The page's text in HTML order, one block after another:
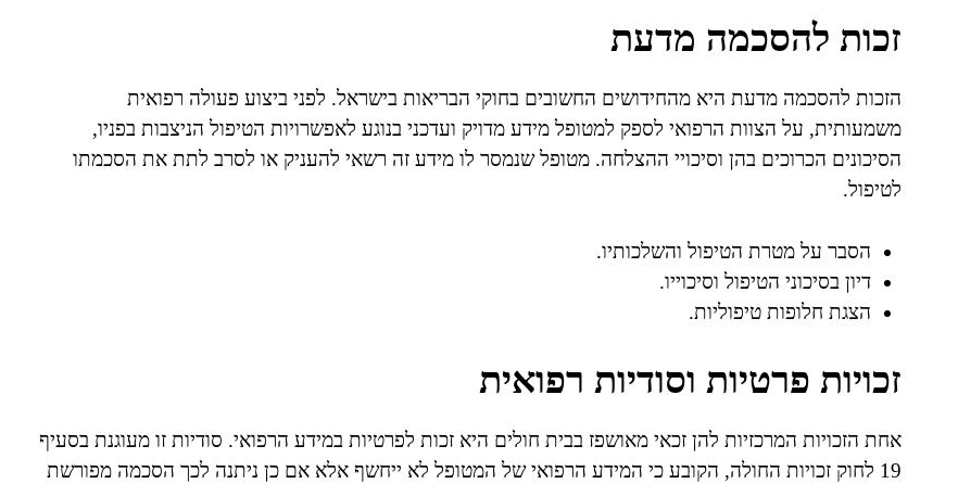
זכות להסכמה מדעת
הזכות להסכמה מדעת היא מהחידושים החשובים בחוקי הבריאות בישראל. לפני ביצוע פעולה רפואית
משמעותית, על הצוות הרפואי לספק למטופל מידע מדויק ועדכני בנוגע לאפשרויות הטיפול הניצבות בפניו,
הסיכונים הכרוכים בהן וסיכויי ההצלחה. מטופל שנמסר לו מידע זה רשאי להעניק או לסרב לתת את הסכמתו
לטיפול.
הסבר על מטרת הטיפול והשלכותיו.
דיון בסיכוני הטיפול וסיכוייו.
הצגת חלופות טיפוליות.
זכויות פרטיות וסודיות רפואית
אחת הזכויות המרכזיות להן זכאי מאושפז בבית חולים היא זכות לפרטיות במידע הרפואי. סודיות זו מעוגנת בסעיף
19 לחוק זכויות החולה, הקובע כי המידע הרפואי של המטופל לא ייחשף אלא אם כן ניתנה לכך הסכמה מפורשת